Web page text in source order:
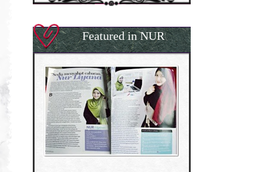
Featured in NUR